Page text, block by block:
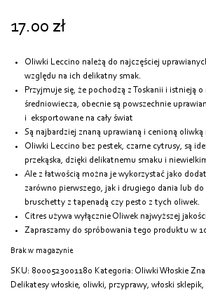
17.00 zł
Oliwki Leccino należą do najczęściej
względu na ich delikatny smak.
Przyjmuje się, że pochodzą z Toskanii i istnieją
średniowiecza, obecnie są powszechnie
i
eksportowane na cały świat
Są najbardziej znaną uprawianą i cenioną oliwką
Oliwki Leccino bez pestek, czarne cytrusy, są
przekąska, dzięki delikatnemu smaku i
Ale z łatwością można je wykorzystać jako
zarówno pierwszego, jak i drugiego dania lub do
bruschetty z tapenadą czy pesto z tych oliwek.
Citres używa wyłącznie Oliwek najwyższej
Zapraszamy do spróbowania tego produktu w
Brak w magazynie
SKU: 8000523001180 Kategoria: Oliwki Włoskie
Delikatesy włoskie, oliwki, przyprawy, włoski sklepik,